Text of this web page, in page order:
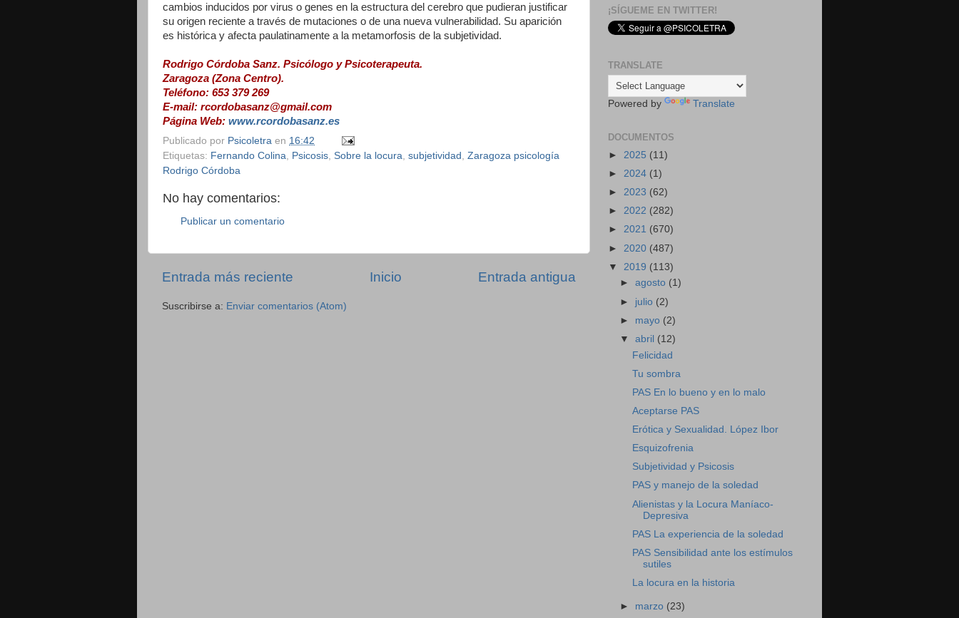
cambios inducidos por virus o genes en la estructura del cerebro que pudieran justificar
su origen reciente a través de mutaciones o de una nueva vulnerabilidad. Su aparición
es histórica y afecta paulatinamente a la metamorfosis de la subjetividad.
Rodrigo Córdoba Sanz. Psicólogo y Psicoterapeuta.
Zaragoza (Zona Centro).
Teléfono: 653 379 269
E-mail: rcordobasanz@gmail.com
Página Web: www.rcordobasanz.es
Publicado por Psicoletra en 16:42
Etiquetas: Fernando Colina Psicosis Sobre la locura subjetividad Zaragoza psicología
Rodrigo Córdoba
No hay comentarios:
Publicar un comentario
Entrada más reciente Entrada antigua
Inicio
Suscribirse a: Enviar comentarios (Atom)
¡SÍGUEME EN TWITTER!
TRANSLATE
Powered by Translate
DOCUMENTOS
► 2025 (11)
► 2024 (1)
► 2023 (62)
► 2022 (282)
► 2021 (670)
► 2020 (487)
▼ 2019 (113)
►agosto (1)
► julio (2)
► mayo (2)
▼abril (12)
Felicidad
Tu sombra
PAS En lo bueno y en lo malo
Aceptarse PAS
Erótica y Sexualidad. López Ibor
Esquizofrenia
Subjetividad y Psicosis
PAS y manejo de la soledad
Alienistas y la Locura Maníaco-
Depresiva
PAS La experiencia de la soledad
PAS Sensibilidad ante los estímulos
sutiles
La locura en la historia
► marzo (23)